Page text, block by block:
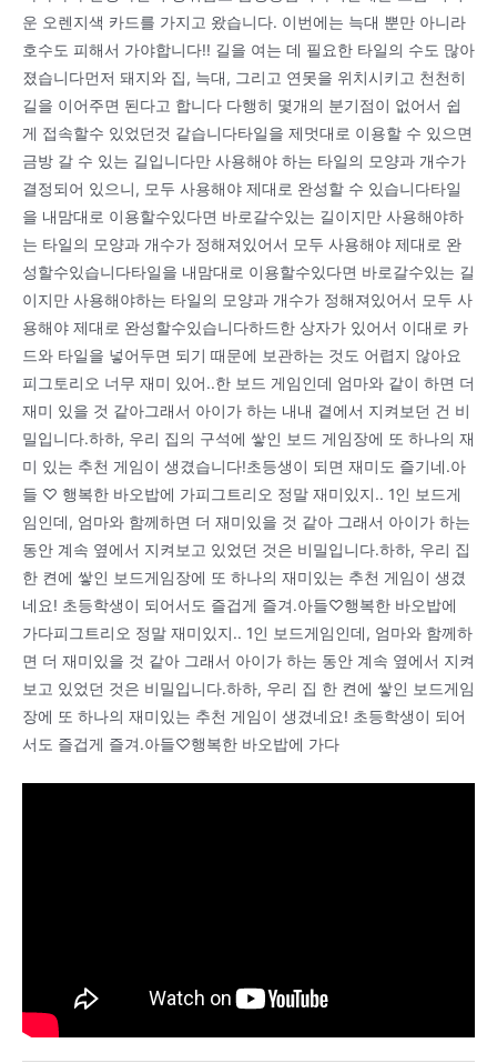
운 오렌지색 카드를 가지고 왔습니다. 이번에는 늑대 뿐만 아니라
호수도 피해서 가야합니다!! 길을 여는 데 필요한 타일의 수도 많아
졌습니다먼저 돼지와 집, 늑대, 그리고 연못을 위치시키고 천천히
길을 이어주면 된다고 합니다 다행히 몇개의 분기점이 없어서 쉽
게 접속할수 있었던것 같습니다타일을 제멋대로 이용할 수 있으면
금방 갈 수 있는 길입니다만 사용해야 하는 타일의 모양과 개수가
결정되어 있으니, 모두 사용해야 제대로 완성할 수 있습니다타일
을 내맘대로 이용할수있다면 바로갈수있는 길이지만 사용해야하
는 타일의 모양과 개수가 정해져있어서 모두 사용해야 제대로 완
성할수있습니다타일을 내맘대로 이용할수있다면 바로갈수있는 길
이지만 사용해야하는 타일의 모양과 개수가 정해져있어서 모두 사
용해야 제대로 완성할수있습니다하드한 상자가 있어서 이대로 카
드와 타일을 넣어두면 되기 때문에 보관하는 것도 어렵지 않아요
피그토리오 너무 재미 있어..한 보드 게임인데 엄마와 같이 하면 더
재미 있을 것 같아그래서 아이가 하는 내내 곁에서 지켜보던 건 비
밀입니다.하하, 우리 집의 구석에 쌓인 보드 게임장에 또 하나의 재
미 있는 추천 게임이 생겼습니다!초등생이 되면 재미도 즐기네.아
들 ♡ 행복한 바오밥에 가피그트리오 정말 재미있지.. 1인 보드게
임인데, 엄마와 함께하면 더 재미있을 것 같아 그래서 아이가 하는
동안 계속 옆에서 지켜보고 있었던 것은 비밀입니다.하하, 우리 집
한 켠에 쌓인 보드게임장에 또 하나의 재미있는 추천 게임이 생겼
네요! 초등학생이 되어서도 즐겁게 즐겨.아들♡행복한 바오밥에
가다피그트리오 정말 재미있지.. 1인 보드게임인데, 엄마와 함께하
면 더 재미있을 것 같아 그래서 아이가 하는 동안 계속 옆에서 지켜
보고 있었던 것은 비밀입니다.하하, 우리 집 한 켠에 쌓인 보드게임
장에 또 하나의 재미있는 추천 게임이 생겼네요! 초등학생이 되어
서도 즐겁게 즐겨.아들♡행복한 바오밥에 가다